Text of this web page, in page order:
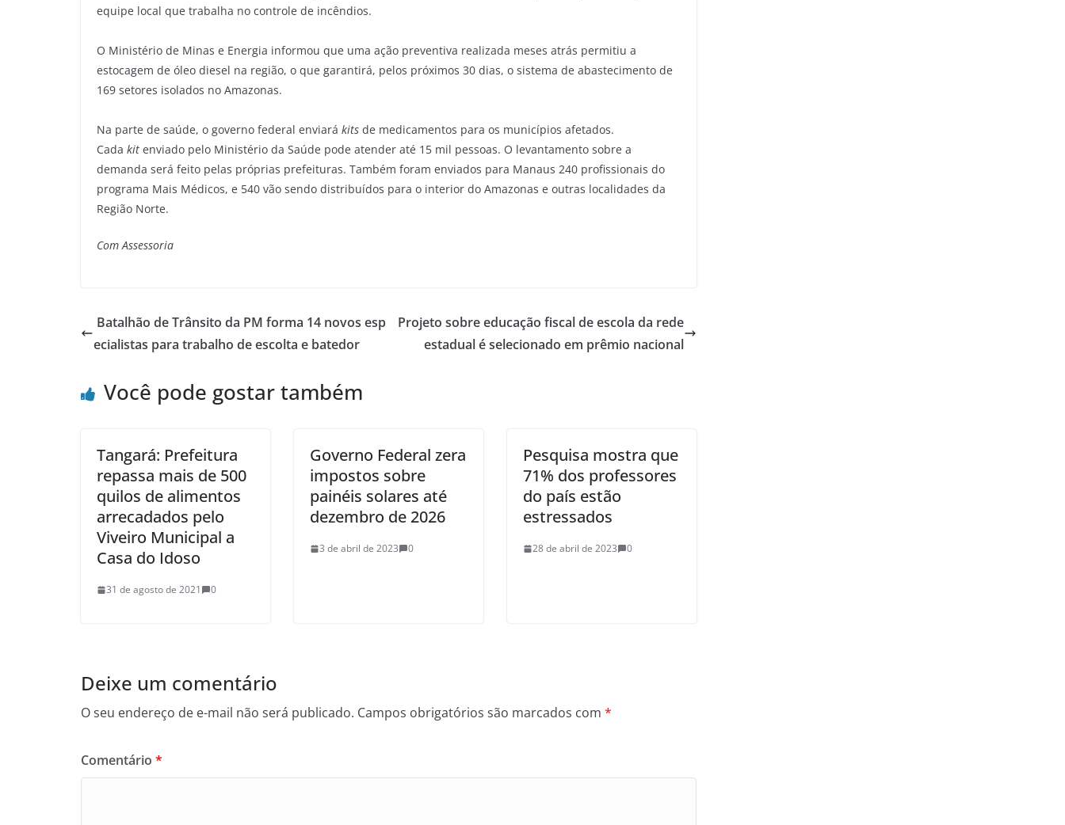
equipe local que trabalha no controle de incêndios.
O Ministério de Minas e Energia informou que uma ação preventiva realizada meses atrás permitiu a
estocagem de óleo diesel na região, o que garantirá, pelos próximos 30 dias, o sistema de abastecimento de
169 setores isolados no Amazonas.
Na parte de saúde, o governo federal enviará kits de medicamentos para os municípios afetados.
Cada kit enviado pelo Ministério da Saúde pode atender até 15 mil pessoas. O levantamento sobre a
demanda será feito pelas próprias prefeituras. Também foram enviados para Manaus 240 profissionais do
programa Mais Médicos, e 540 vão sendo distribuídos para o interior do Amazonas e outras localidades da
Região Norte.
Com Assessoria
Batalhão de Trânsito da PM forma 14 novos esp
ecialistas para trabalho de escolta e batedor
Projeto sobre educação fiscal de escola da rede
estadual é selecionado em prêmio nacional
Você pode gostar também
Tangará: Prefeitura
repassa mais de 500
quilos de alimentos
arrecadados pelo
Viveiro Municipal a
Casa do Idoso
31 de agosto de 2021 0
Governo Federal zera
impostos sobre
painéis solares até
dezembro de 2026
3 de abril de 2023 0
Pesquisa mostra que
71% dos professores
do país estão
estressados
28 de abril de 2023 0
Deixe um comentário
O seu endereço de e-mail não será publicado. Campos obrigatórios são marcados com *
Comentário *